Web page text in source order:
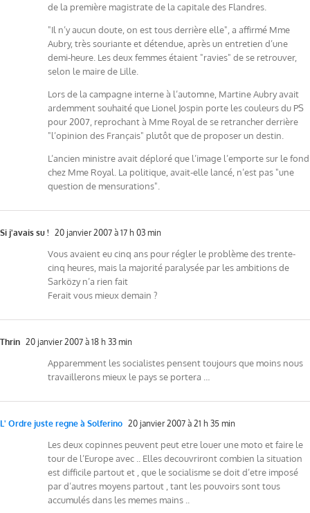
de la première magistrate de la capitale des Flandres.
"Il n’y aucun doute, on est tous derrière elle", a affirmé Mme
Aubry, très souriante et détendue, après un entretien d’une
demi-heure. Les deux femmes étaient "ravies" de se retrouver,
selon le maire de Lille.
Lors de la campagne interne à l’automne, Martine Aubry avait
ardemment souhaité que Lionel Jospin porte les couleurs du PS
pour 2007, reprochant à Mme Royal de se retrancher derrière
"l’opinion des Français" plutôt que de proposer un destin.
L’ancien ministre avait déploré que l’image l’emporte sur le fond
chez Mme Royal. La politique, avait-elle lancé, n’est pas "une
question de mensurations".
Si j'avais su ! 20 janvier 2007 à 17 h 03 min
Vous avaient eu cinq ans pour régler le problème des trente-
cinq heures, mais la majorité paralysée par les ambitions de
Sarközy n’a rien fait
Ferait vous mieux demain ?
Thrin 20 janvier 2007 à 18 h 33 min
Apparemment les socialistes pensent toujours que moins nous
travaillerons mieux le pays se portera …
L' Ordre juste regne à Solferino 20 janvier 2007 à 21 h 35 min
Les deux copinnes peuvent peut etre louer une moto et faire le
tour de l’Europe avec .. Elles decouvriront combien la situation
est difficile partout et , que le socialisme se doit d’etre imposé
par d’autres moyens partout , tant les pouvoirs sont tous
accumulés dans les memes mains ..